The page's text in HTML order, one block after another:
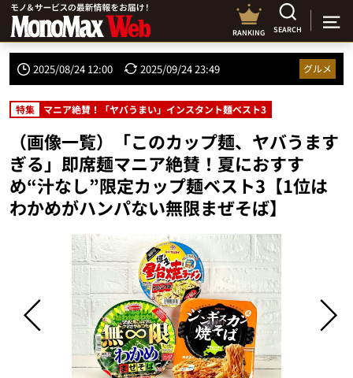
RANKING SEARCH
2025/08/24 12:00 2025/09/24 23:49 グルメ
特集 マニア絶賛！「ヤバうまい」インスタント麺ベスト3
（画像一覧）「このカップ麺、ヤバうます
ぎる」即席麺マニア絶賛！夏におすす
め“汁なし”限定カップ麺ベスト3【1位は
わかめがハンパない無限まぜそば】